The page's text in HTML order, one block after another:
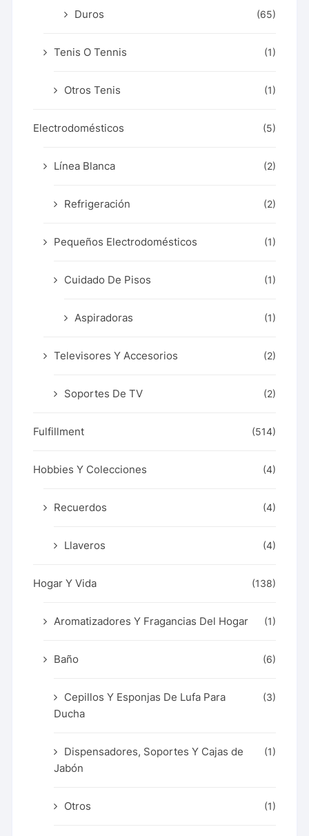
Duros (65)
Tenis O Tennis (1)
Otros Tenis (1)
Electrodomésticos (5)
Línea Blanca (2)
Refrigeración (2)
Pequeños Electrodomésticos (1)
Cuidado De Pisos (1)
Aspiradoras (1)
Televisores Y Accesorios (2)
Soportes De TV (2)
Fulfillment (514)
Hobbies Y Colecciones (4)
Recuerdos (4)
Llaveros (4)
Hogar Y Vida (138)
Aromatizadores Y Fragancias Del Hogar (1)
Baño (6)
Cepillos Y Esponjas De Lufa Para
Ducha
(3)
Dispensadores, Soportes Y Cajas de
Jabón
(1)
Otros (1)